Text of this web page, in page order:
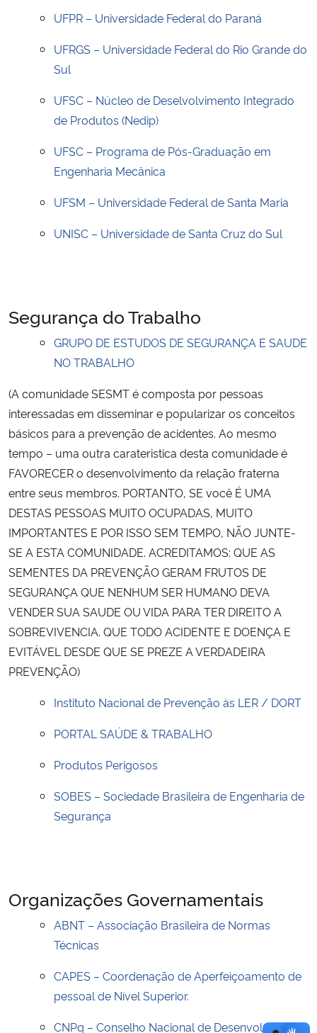
UFPR – Universidade Federal do Paraná
UFRGS – Universidade Federal do Rio Grande do
Sul
UFSC – Núcleo de Deselvolvimento Integrado
de Produtos (Nedip)
UFSC – Programa de Pós-Graduação em
Engenharia Mecânica
UFSM – Universidade Federal de Santa Maria
UNISC – Universidade de Santa Cruz do Sul
Segurança do Trabalho
GRUPO DE ESTUDOS DE SEGURANÇA E SAUDE
NO TRABALHO
(A comunidade SESMT é composta por pessoas
interessadas em disseminar e popularizar os conceitos
básicos para a prevenção de acidentes. Ao mesmo
tempo – uma outra carateristica desta comunidade é
FAVORECER o desenvolvimento da relação fraterna
entre seus membros. PORTANTO, SE você É UMA
DESTAS PESSOAS MUITO OCUPADAS, MUITO
IMPORTANTES E POR ISSO SEM TEMPO, NÃO JUNTE-
SE A ESTA COMUNIDADE. ACREDITAMOS: QUE AS
SEMENTES DA PREVENÇÃO GERAM FRUTOS DE
SEGURANÇA QUE NENHUM SER HUMANO DEVA
VENDER SUA SAUDE OU VIDA PARA TER DIREITO A
SOBREVIVENCIA. QUE TODO ACIDENTE E DOENÇA E
EVITÁVEL DESDE QUE SE PREZE A VERDADEIRA
PREVENÇÃO)
Instituto Nacional de Prevenção às LER / DORT
PORTAL SAÚDE & TRABALHO
Produtos Perigosos
SOBES – Sociedade Brasileira de Engenharia de
Segurança
Organizações Governamentais
ABNT – Associação Brasileira de Normas
Técnicas
CAPES – Coordenação de Aperfeiçoamento de
pessoal de Nível Superior.
CNPq – Conselho Nacional de Desenvolvimento